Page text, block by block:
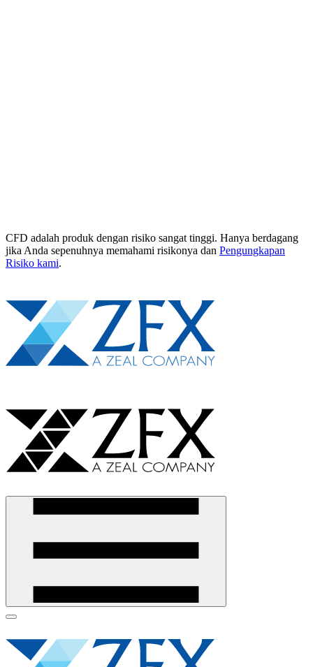
CFD adalah produk dengan risiko sangat tinggi. Hanya berdagang
jika Anda sepenuhnya memahami risikonya dan Pengungkapan
Risiko kami.